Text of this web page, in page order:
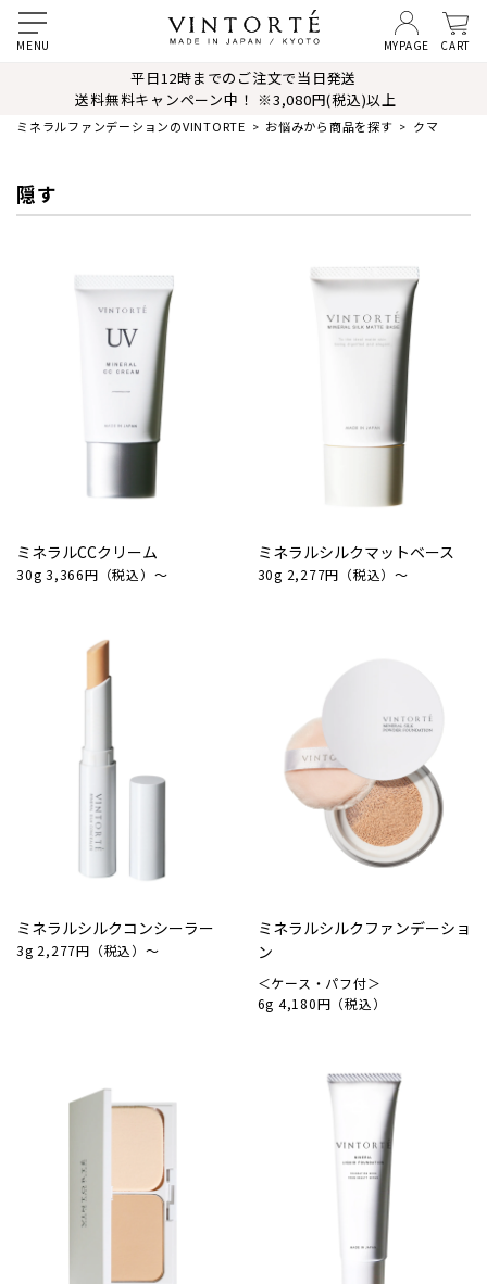
MYPAGE CART
平日12時までのご注文で当日発送
送料無料キャンペーン中！ ※3,080円(税込)以上
ミネラルファンデーションのVINTORTE お悩みから商品を探す クマ
隠す
ミネラルCCクリーム
30g 3,366円（税込）～
ミネラルシルクマットベース
30g 2,277円（税込）～
ミネラルシルクコンシーラー
3g 2,277円（税込）～
ミネラルシルクファンデーショ
ン
＜ケース・パフ付＞
6g 4,180円（税込）